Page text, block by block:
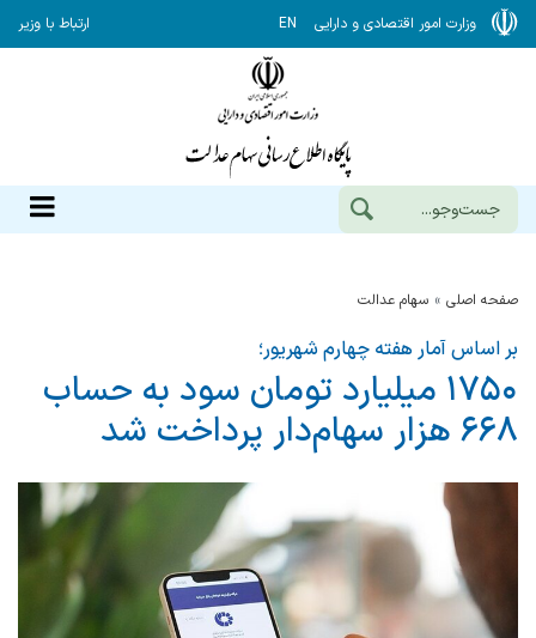
وزارت امور اقتصادی و دارایی EN ارتباط با وزیر
صفحه اصلی سهام عدالت
بر اساس آمار هفته چهارم شهریور؛
۱۷۵۰ میلیارد تومان سود به حساب
۶۶۸ هزار سهام‌دار پرداخت شد